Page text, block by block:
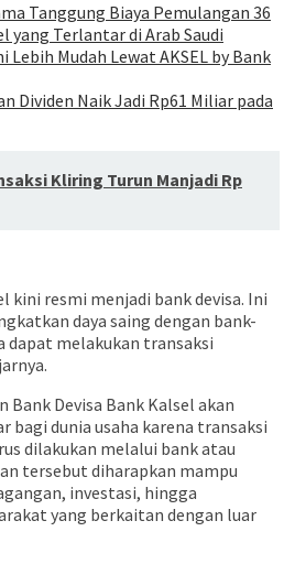
Tanggung Biaya Pemulangan 36
yang Terlantar di Arab Saudi
Mudah Lewat AKSEL by Bank
Dividen Naik Jadi Rp61 Miliar pada
Kliring Turun Manjadi Rp
kini resmi menjadi bank devisa. Ini
daya saing dengan bank-
dapat melakukan transaksi
Bank Devisa Bank Kalsel akan
bagi dunia usaha karena transaksi
dilakukan melalui bank atau
tersebut diharapkan mampu
investasi, hingga
yang berkaitan dengan luar